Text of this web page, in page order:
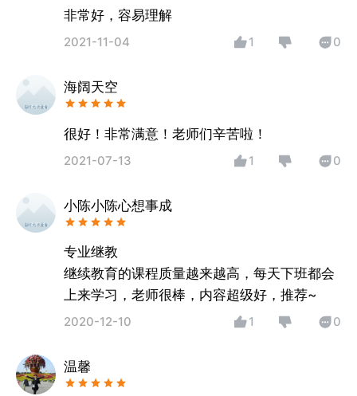
非常好，容易理解
2021-11-04 1 0
海阔天空
很好！非常满意！老师们辛苦啦！
2021-07-13 1 0
小陈小陈心想事成
专业继教
继续教育的课程质量越来越高，每天下班都会
上来学习，老师很棒，内容超级好，推荐~
2020-12-10 1 0
温馨